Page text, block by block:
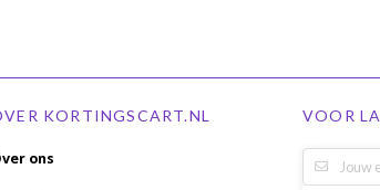
KORTINGSCART.NL
ons
VOOR